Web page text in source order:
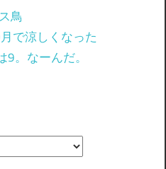
鳥
で涼しくなった
。なーんだ。